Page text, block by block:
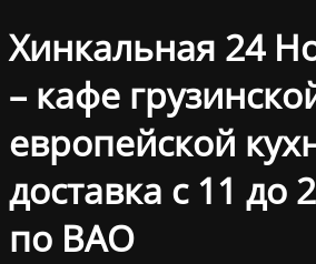
Хинкальная 24
– кафе
европейской
доставка с 11 до
по ВАО